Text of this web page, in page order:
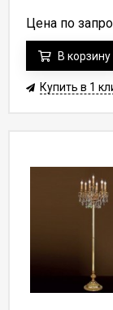
Цена по
В корзину
Купить в 1